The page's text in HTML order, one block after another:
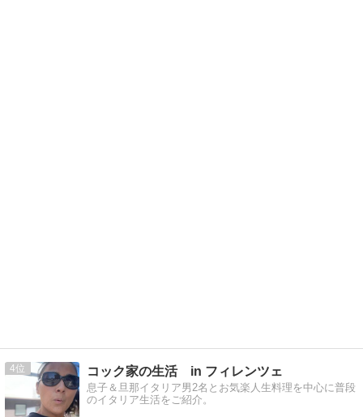
4 コック家の生活 in フィレンツェ
息子＆旦那イタリア男2名とお気楽人生料理を中心に普段
のイタリア生活をご紹介。